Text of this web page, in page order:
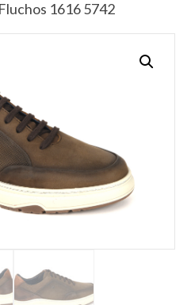
1616 5742